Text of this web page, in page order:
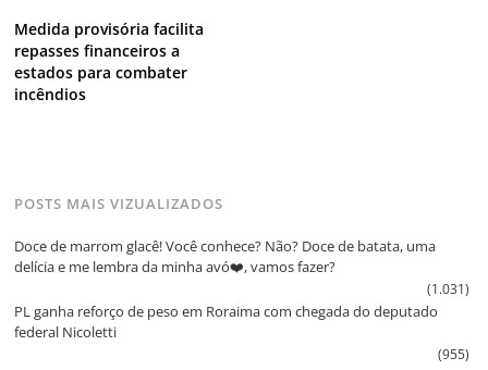
Medida provisória facilita
repasses financeiros a
estados para combater
incêndios
POSTS MAIS VIZUALIZADOS
Doce de marrom glacê! Você conhece? Não? Doce de batata, uma
delícia e me lembra da minha avó❤️, vamos fazer?
(1.031)
PL ganha reforço de peso em Roraima com chegada do deputado
federal Nicoletti
(955)